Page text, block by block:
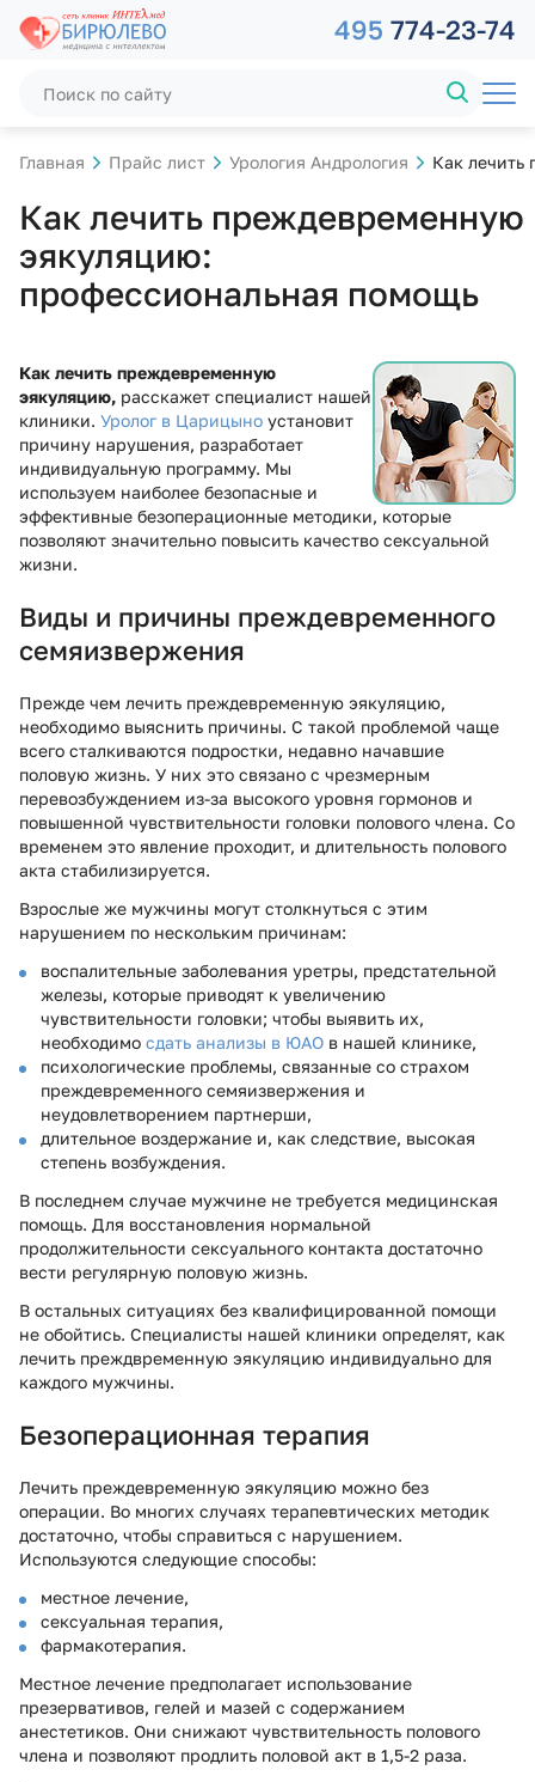
495 774-23-74
Главная Прайс лист Урология Андрология Как лечить
Как лечить преждевременную
эякуляцию:
профессиональная помощь
Как лечить преждевременную
эякуляцию, расскажет специалист нашей
клиники. Уролог в Царицыно установит
причину нарушения, разработает
индивидуальную программу. Мы
используем наиболее безопасные и
эффективные безоперационные методики, которые
позволяют значительно повысить качество сексуальной
жизни.
Виды и причины преждевременного
семяизвержения
Прежде чем лечить преждевременную эякуляцию,
необходимо выяснить причины. С такой проблемой чаще
всего сталкиваются подростки, недавно начавшие
половую жизнь. У них это связано с чрезмерным
перевозбуждением из-за высокого уровня гормонов и
повышенной чувствительности головки полового члена. Со
временем это явление проходит, и длительность полового
акта стабилизируется.
Взрослые же мужчины могут столкнуться с этим
нарушением по нескольким причинам:
воспалительные заболевания уретры, предстательной
железы, которые приводят к увеличению
чувствительности головки; чтобы выявить их,
необходимо сдать анализы в ЮАО в нашей клинике,
психологические проблемы, связанные со страхом
преждевременного семяизвержения и
неудовлетворением партнерши,
длительное воздержание и, как следствие, высокая
степень возбуждения.
В последнем случае мужчине не требуется медицинская
помощь. Для восстановления нормальной
продолжительности сексуального контакта достаточно
вести регулярную половую жизнь.
В остальных ситуациях без квалифицированной помощи
не обойтись. Специалисты нашей клиники определят, как
лечить преждвременную эякуляцию индивидуально для
каждого мужчины.
Безоперационная терапия
Лечить преждевременную эякуляцию можно без
операции. Во многих случаях терапевтических методик
достаточно, чтобы справиться с нарушением.
Используются следующие способы:
местное лечение,
сексуальная терапия,
фармакотерапия.
Местное лечение предполагает использование
презервативов, гелей и мазей с содержанием
анестетиков. Они снижают чувствительность полового
члена и позволяют продлить половой акт в 1,5-2 раза.